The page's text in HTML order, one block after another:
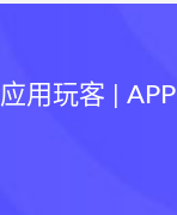
应用玩客 |